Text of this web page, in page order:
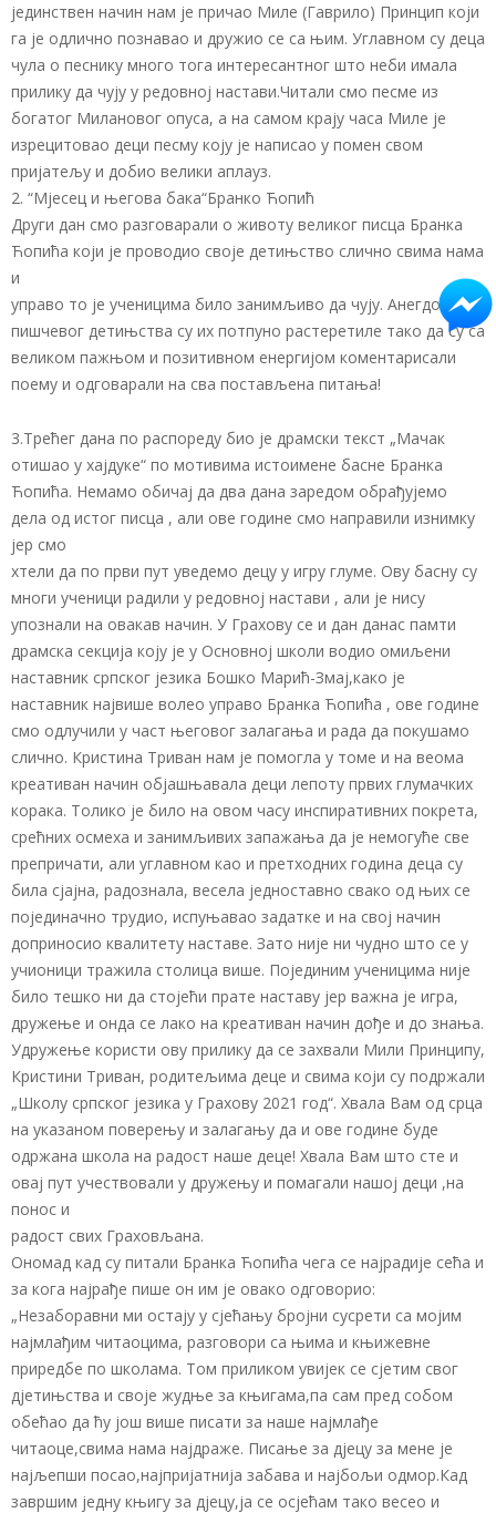
јединствен начин нам је причао Миле (Гаврило) Принцип који
га је одлично познавао и дружио се са њим. Углавном су деца
чула о песнику много тога интересантног што неби имала
прилику да чују у редовној настави.Читали смо песме из
богатог Милановог опуса, а на самом крају часа Миле је
изрецитовао деци песму коју је написао у помен свом
пријатељу и добио велики аплауз.
2. “Мјесец и његова бака“Бранко Ћопић
Други дан смо разговарали о животу великог писца Бранка
Ћопића који је проводио своје детињство слично свима нама
и
управо то је ученицима било занимљиво да чују. Анегдоте из
пишчевог детињства су их потпуно растеретиле тако да су са
великом пажњом и позитивнoм енергијом коментарисали
поему и одговарали на сва постављена питања!
3.Tрећег дана по распореду биo је драмски текст „Мачак
отишао у хајдуке“ по мотивима истоимене басне Бранка
Ћопића. Немамо обичај да два дана заредом обрађујемо
дела од истог писца , али ове године смо направили изнимку
јер смо
хтели да по први пут уведемо децу у игру глуме. Ову басну су
многи ученици радили у редовној настави , али је нису
упознали на овакав начин. У Грахову се и дан данас памти
драмска секција коју је у Основној школи водио омиљени
наставник српског језика Бошко Марић-Змај,како је
наставник највише волео управо Бранка Ћопића , ове године
смо одлучили у част његовог залагања и рада да покушамо
слично. Кристина Триван нам је помогла у томе и на веома
креативан начин објашњавала деци лепоту првих глумачких
корака. Толико је било на овом часу инспиративних покрета,
срећних осмеха и занимљивих запажања да је немогуће све
препричати, али углавном као и претходних година деца су
била сјајна, радознала, весела једноставно свако од њих се
појединачно трудио, испуњавао задатке и на свој начин
доприносио квалитету наставе. Зато није ни чудно што се у
учионици тражила столица више. Појединим ученицима није
било тешко ни да стојећи прате наставу јер важна је игра,
дружење и онда се лако на креативан начин дође и до знања.
Удружење користи ову прилику да се захвали Мили Принципу,
Кристини Триван, родитељима деце и свима који су подржали
„Школу српског језика у Грахову 2021 год“. Хвала Вам од срца
на указаном поверењу и залагању да и ове године буде
одржана школа на радост наше деце! Хвала Вам што сте и
овај пут учествовали у дружењу и помагали нашој деци ,на
понос и
радост свих Граховљана.
Ономад кад су питали Бранка Ћопића чега се најрадије сећа и
за кога најрађе пише он им је овако одговорио:
„Незаборавни ми остају у сјећању бројни сусрети са мојим
најмлађим читаоцима, разговори са њима и књижевне
приредбе по школама. Том приликом увијек се сјетим свог
дјетињства и своје жудње за књигама,па сам пред собом
обећао да ћу још више писати за наше најмлађе
читаоце,свима нама најдраже. Писање за дјецу за мене је
најљепши посао,најпријатнија забава и најбољи одмор.Кад
завршим једну књигу за дјецу,ја се осјећам тако весео и